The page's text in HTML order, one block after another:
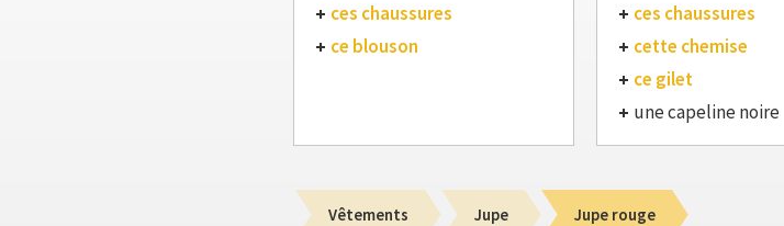
ces chaussures
ce blouson
ces chaussures
cette chemise
ce gilet
une capeline noire
Vêtements Jupe Jupe rouge